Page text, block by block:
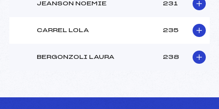
JEANSON NOEMIE 231
CARREL LOLA 235
BERGONZOLI LAURA 238